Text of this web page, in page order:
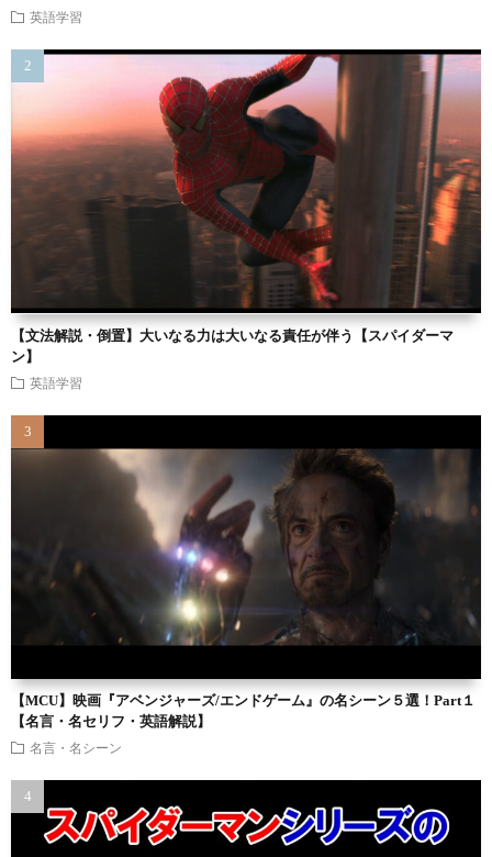
英語学習
【文法解説・倒置】大いなる力は大いなる責任が伴う【スパイダーマ
ン】
英語学習
【MCU】映画『アベンジャーズ/エンドゲーム』の名シーン５選！Part１
【名言・名セリフ・英語解説】
名言・名シーン